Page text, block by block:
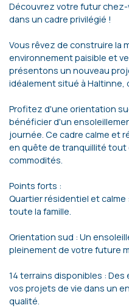
Découvrez votre futur chez-
dans un cadre privilégié !
Vous rêvez de construire la
environnement paisible et
présentons un nouveau
idéalement situé à Haltinne,
Profitez d'une orientation
bénéficier d'un
journée. Ce cadre calme et
en quête de tranquillité
commodités.
Points forts :
Quartier résidentiel et calme
toute la famille.
Orientation sud : Un
pleinement de votre future
14 terrains disponibles :
vos projets de vie dans un
qualité.